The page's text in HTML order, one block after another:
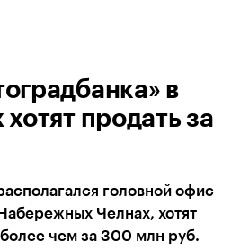
в
продать за
головной офис
Челнах, хотят
более чем за 300 млн руб.